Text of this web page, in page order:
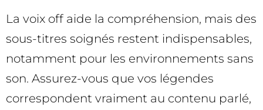
La voix off aide la compréhension, mais des
sous-titres soignés restent indispensables,
notamment pour les environnements sans
son. Assurez-vous que vos légendes
correspondent vraiment au contenu parlé,